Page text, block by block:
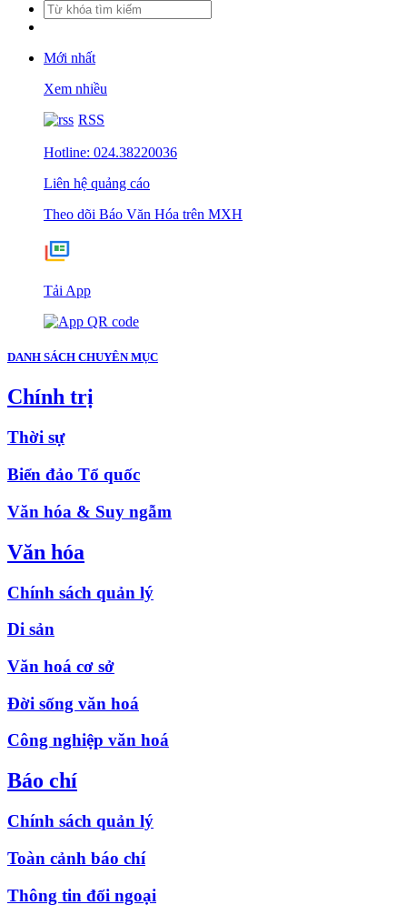
Mới nhất
Xem nhiều
RSS
Hotline: 024.38220036
Liên hệ quảng cáo
Theo dõi Báo Văn Hóa trên MXH
Tải App
DANH SÁCH CHUYÊN MỤC
Chính trị
Thời sự
Biển đảo Tổ quốc
Văn hóa & Suy ngẫm
Văn hóa
Chính sách quản lý
Di sản
Văn hoá cơ sở
Đời sống văn hoá
Công nghiệp văn hoá
Báo chí
Chính sách quản lý
Toàn cảnh báo chí
Thông tin đối ngoại